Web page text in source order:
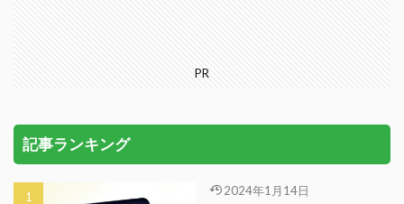
PR
記事ランキング
2024年1月14日